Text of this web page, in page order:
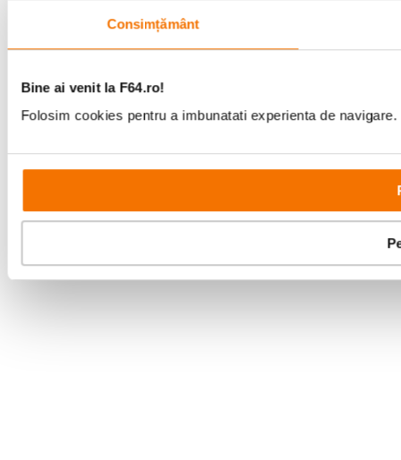
Consimțământ
Bine ai venit la F64.ro!
Folosim cookies pentru a imbunatati experienta de